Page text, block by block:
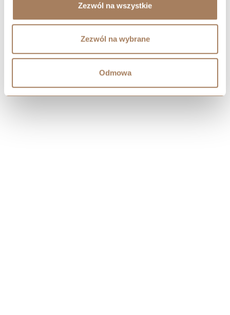
Zezwól na wszystkie
Zezwól na wybrane
Odmowa